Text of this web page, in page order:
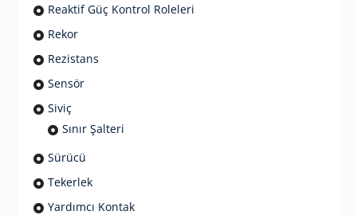
Reaktif Güç Kontrol Roleleri
Rekor
Rezistans
Sensör
Siviç
Sınır Şalteri
Sürücü
Tekerlek
Yardımcı Kontak